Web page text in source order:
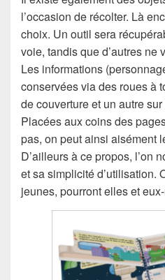
l’occasion de récolter. Là
choix. Un outil sera
voie, tandis que d’autres ne
Les informations
conservées via des roues à
de couverture et un autre sur
Placées aux coins des
pas, on peut ainsi aisément
D’ailleurs à ce propos, l’on
et sa simplicité d’utilisation.
jeunes, pourront elles et